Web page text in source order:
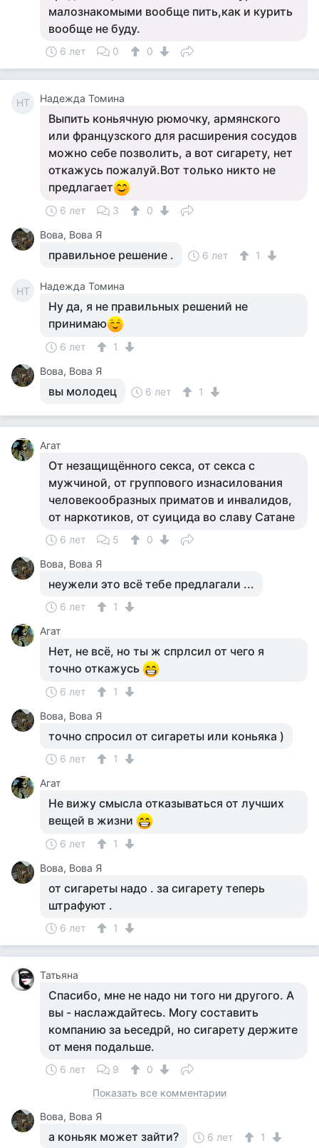
малознакомыми вообще пить,как и курить
вообще не буду.
6 лет 0 0
НТ Надежда Томина
Выпить коньячную рюмочку, армянского
или французского для расширения сосудов
можно себе позволить, а вот сигарету, нет
откажусь пожалуй.Вот только никто не
предлагает
6 лет 3
0
Вова, Вова Я
правильное решение . 6 лет 1
НТ Надежда Томина
Ну да, я не правильных решений не
принимаю
6 лет
1
Вова, Вова Я
вы молодец 6 лет 1
Агат
От незащищённого секса, от секса с
мужчиной, от группового изнасилования
человекообразных приматов и инвалидов,
от наркотиков, от суицида во славу Сатане
6 лет 5
0
Вова, Вова Я
неужели это всё тебе предлагали ...
6 лет
1
Агат
Нет, не всё, но ты ж спрлсил от чего я
точно откажусь
6 лет
1
Вова, Вова Я
точно спросил от сигареты или коньяка )
6 лет
1
Агат
Не вижу смысла отказываться от лучших
вещей в жизни
6 лет
1
Вова, Вова Я
от сигареты надо . за сигарету теперь
штрафуют .
6 лет 1
Татьяна
Спасибо, мне не надо ни того ни другого. А
вы - наслаждайтесь. Могу составить
компанию за ьеседрй, но сигарету держите
от меня подальше.
6 лет 9
0
Показать все комментарии
Вова, Вова Я
а коньяк может зайти? 6 лет 1